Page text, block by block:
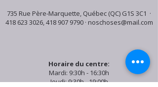
735 Rue Père-Marquette, Québec (QC) G1S 3C1 ·
418 623 3026,418 907 9790· noschoses@mail.com
Horaire du centre:
Mardi: 9:30h - 16:30h
Jeudi: 9:30h - 19:00h